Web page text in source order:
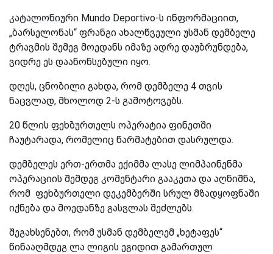
კატალონიური Mundo Deportivo-ს ინფორმაციით,
„ბარსელონას“ ფრანგი ახალწვეული უსმან დემბელე
ტრავმის შემეგ მოედანს იმაზე ადრე დაუბრუნდება,
ვიდრე ეს დაანონსებული იყო.
დღეს, ცნობილი გახდა, რომ დემბელე 4 თვის
ნაცვლად, მხოლოდ 2-ს გამოტოვებს.
20 წლის ფეხბურთელს ოპერატია ფინეთში
ჩაუტარადა, რომელიც წარმატებით დასრულდა.
დემბელეს ერთ-ერთმა ექიმმა ლასე ლიმპაინენმა
ოპერაციის შემდეგ კომენტარი გააკეთა და აღნიშნა,
რომ ფეხბურთელი დეკემბერში სრულ მზადყოფნაში
იქნება და მოედანზე გასვლას შეძლებს.
შეგახსენებთ, რომ უსმან დემბელემ „ხეტაფეს“
წინააღმდეგ ლა ლიგის ეგიდით გამართულ